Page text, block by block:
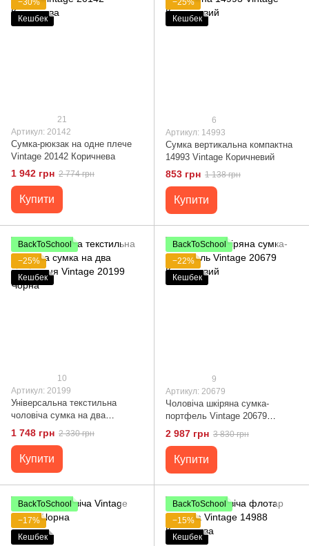
−30%
Кешбек
21
Артикул: 20142
Сумка-рюкзак на одне плече
Vintage 20142 Коричнева
1 942 грн 2 774 грн
Купити
−25%
Кешбек
6
Артикул: 14993
Сумка вертикальна компактна
14993 Vintage Коричневий
853 грн 1 138 грн
Купити
BackToSchool
−25%
Кешбек
10
Артикул: 20199
Універсальна текстильна
чоловіча сумка на два
відділення Vintage 20199
1 748 грн 2 330 грн
Купити
BackToSchool
−22%
Кешбек
9
Артикул: 20679
Чоловіча шкіряна сумка-
портфель Vintage 20679
Коричневий
2 987 грн 3 830 грн
Купити
BackToSchool
−17%
Кешбек
BackToSchool
−15%
Кешбек